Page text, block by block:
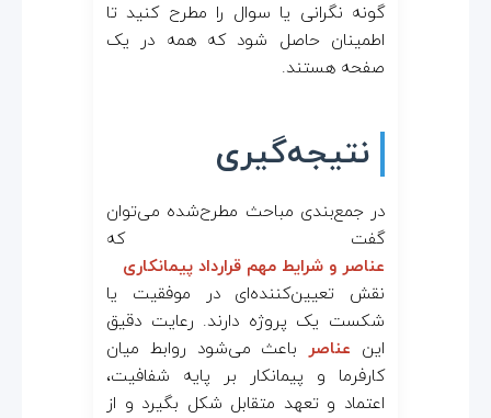
گونه نگرانی یا سوال را مطرح کنید تا
اطمینان حاصل شود که همه در یک
صفحه هستند.
نتیجه‌گیری
در جمع‌بندی مباحث مطرح‌شده می‌توان
گفت که
عناصر و شرایط مهم قرارداد پیمانکاری
نقش تعیین‌کننده‌ای در موفقیت یا
شکست یک پروژه دارند. رعایت دقیق
این عناصر باعث می‌شود روابط میان
کارفرما و پیمانکار بر پایه شفافیت،
اعتماد و تعهد متقابل شکل بگیرد و از